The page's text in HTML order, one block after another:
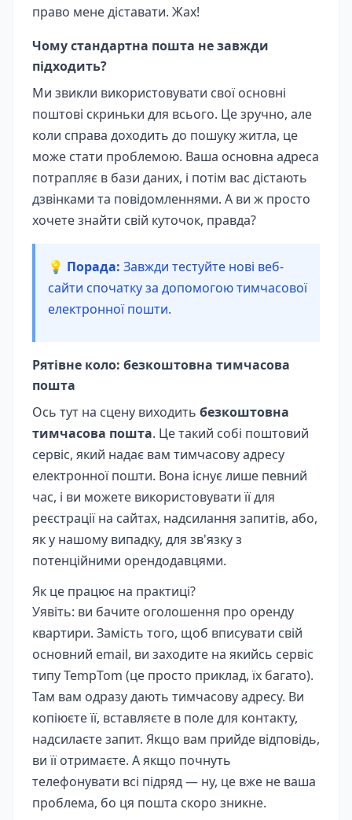
право мене діставати. Жах!
Чому стандартна пошта не завжди
підходить?
Ми звикли використовувати свої основні
поштові скриньки для всього. Це зручно, але
коли справа доходить до пошуку житла, це
може стати проблемою. Ваша основна адреса
потрапляє в бази даних, і потім вас дістають
дзвінками та повідомленнями. А ви ж просто
хочете знайти свій куточок, правда?
💡 Порада: Завжди тестуйте нові веб-
сайти спочатку за допомогою тимчасової
електронної пошти.
Рятівне коло: безкоштовна тимчасова
пошта
Ось тут на сцену виходить безкоштовна
тимчасова пошта. Це такий собі поштовий
сервіс, який надає вам тимчасову адресу
електронної пошти. Вона існує лише певний
час, і ви можете використовувати її для
реєстрації на сайтах, надсилання запитів, або,
як у нашому випадку, для зв'язку з
потенційними орендодавцями.
Як це працює на практиці?
Уявіть: ви бачите оголошення про оренду
квартири. Замість того, щоб вписувати свій
основний email, ви заходите на якийсь сервіс
типу TempTom (це просто приклад, їх багато).
Там вам одразу дають тимчасову адресу. Ви
копіюєте її, вставляєте в поле для контакту,
надсилаєте запит. Якщо вам прийде відповідь,
ви її отримаєте. А якщо почнуть
телефонувати всі підряд — ну, це вже не ваша
проблема, бо ця пошта скоро зникне.